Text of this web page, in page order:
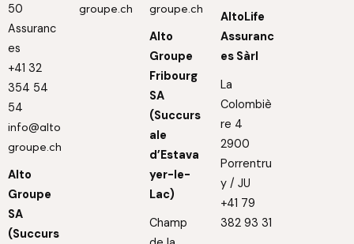
50
Assuranc
es
+41 32
354 54
54
info@alto
groupe.ch
Alto
Groupe
SA
(Succurs
groupe.ch
groupe.ch
Alto
Groupe
Fribourg
SA
(Succurs
ale
d’Estava
yer-le-
Lac)
Champ
AltoLife
Assuranc
es Sàrl
La
Colombiè
re 4
2900
Porrentru
y / JU
+41 79
382 93 31